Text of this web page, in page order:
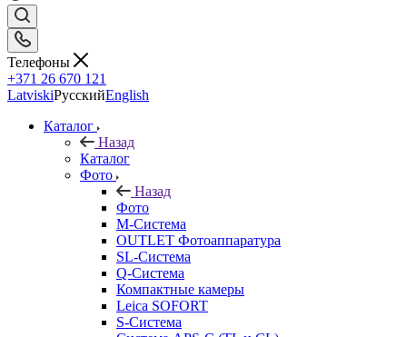
Телефоны
+371 26 670 121
LatviskiРусскийEnglish
Каталог
Назад
Каталог
Фото
Назад
Фото
M-Система
OUTLET Фотоаппаратура
SL-Система
Q-Cистема
Компактные камеры
Leica SOFORT
S-Система